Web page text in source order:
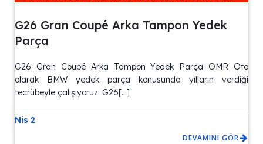
G26 Gran Coupé Arka Tampon Yedek
Parça
G26 Gran Coupé Arka Tampon Yedek Parça OMR Oto
olarak BMW yedek parça konusunda yılların verdiği
tecrübeyle çalışıyoruz. G26[…]
Nis 2
DEVAMINI GÖR